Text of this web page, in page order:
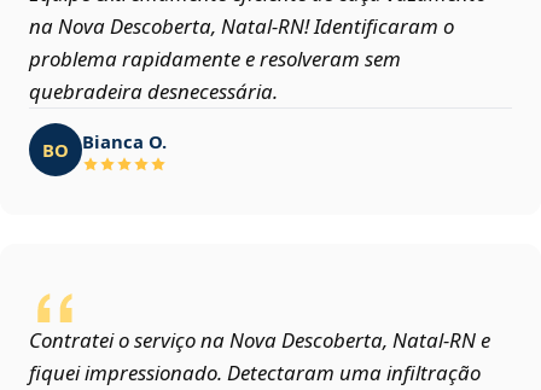
na Nova Descoberta, Natal‑RN! Identificaram o
problema rapidamente e resolveram sem
quebradeira desnecessária.
BO Bianca O.
Contratei o serviço na Nova Descoberta, Natal‑RN e
fiquei impressionado. Detectaram uma infiltração